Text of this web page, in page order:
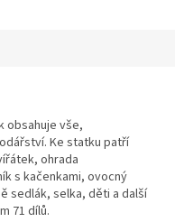
obsahuje vše,
Ke statku patří
ohrada
s kačenkami, ovocný
sedlák, selka, děti a další
71 dílů.